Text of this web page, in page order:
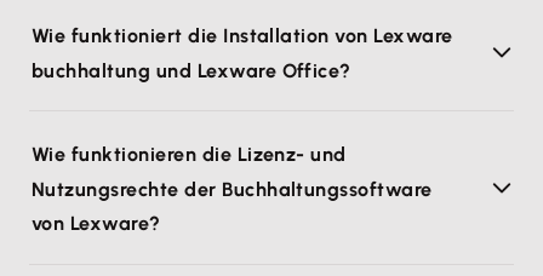
Wie funktioniert die Installation von Lexware
buchhaltung und Lexware Office?
Wie funktionieren die Lizenz- und
Nutzungsrechte der Buchhaltungssoftware
von Lexware?